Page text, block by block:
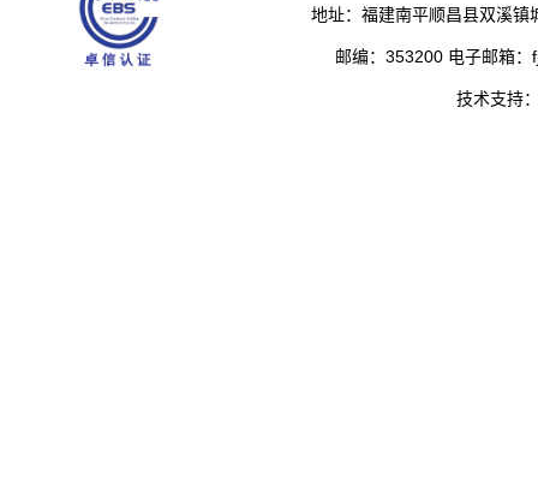
地址：福建南平顺昌县双溪
邮编：353200 电子邮箱
技术支持